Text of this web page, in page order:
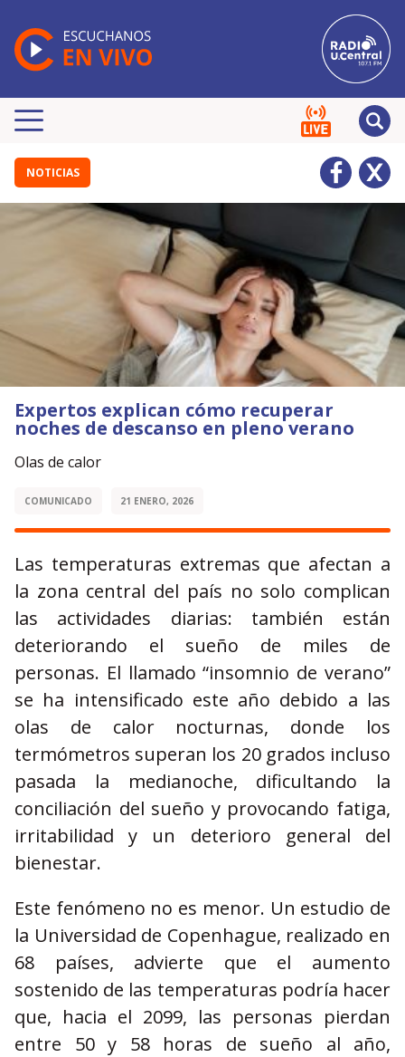
NOTICIAS
Expertos explican cómo recuperar
noches de descanso en pleno verano
Olas de calor
COMUNICADO 21 ENERO, 2026
Las temperaturas extremas que afectan a
la zona central del país no solo complican
las actividades diarias: también están
deteriorando el sueño de miles de
personas. El llamado “insomnio de verano”
se ha intensificado este año debido a las
olas de calor nocturnas, donde los
termómetros superan los 20 grados incluso
pasada la medianoche, dificultando la
conciliación del sueño y provocando fatiga,
irritabilidad y un deterioro general del
bienestar.
Este fenómeno no es menor. Un estudio de
la Universidad de Copenhague, realizado en
68 países, advierte que el aumento
sostenido de las temperaturas podría hacer
que, hacia el 2099, las personas pierdan
entre 50 y 58 horas de sueño al año,